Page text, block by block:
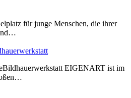
für junge Menschen, die ihrer
EIGENART ist im